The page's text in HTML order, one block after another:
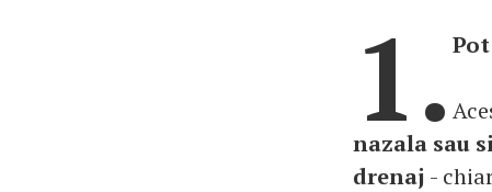
1.
nazala sau
drenaj -